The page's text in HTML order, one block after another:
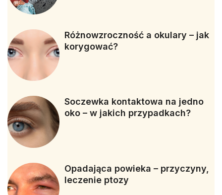
Różnowzroczność a okulary – jak
korygować?
Soczewka kontaktowa na jedno
oko – w jakich przypadkach?
Opadająca powieka – przyczyny,
leczenie ptozy